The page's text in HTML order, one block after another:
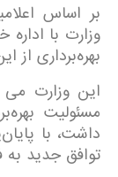
بر اساس
وزارت با
بهره‌برداری
این وزارت
مسئولیت
داشت، با
توافق جدید به